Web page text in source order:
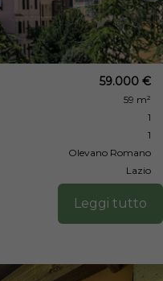
59.000 €
59 m²
1
1
Olevano Romano
Lazio
Leggi tutto